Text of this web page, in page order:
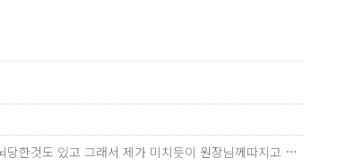
한것도 있고 그래서 제가 미치듯이 원장님께따지고 …